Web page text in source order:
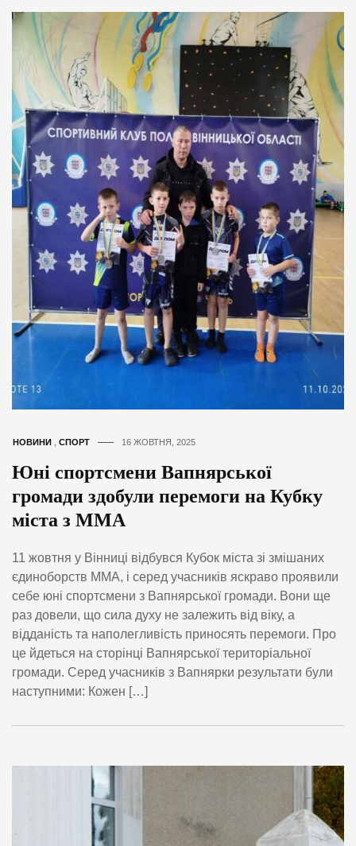
НОВИНИ СПОРТ 16 ЖОВТНЯ, 2025
Юні спортсмени Вапнярської
громади здобули перемоги на Кубку
міста з ММА
11 жовтня у Вінниці відбувся Кубок міста зі змішаних
єдиноборств ММА, і серед учасників яскраво проявили
себе юні спортсмени з Вапнярської громади. Вони ще
раз довели, що сила духу не залежить від віку, а
відданість та наполегливість приносять перемоги. Про
це йдеться на сторінці Вапнярської територіальної
громади. Серед учасників з Вапнярки результати були
наступними: Кожен […]